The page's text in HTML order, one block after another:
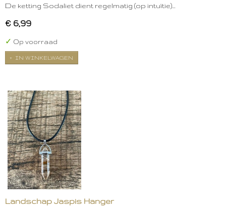
De ketting Sodaliet dient regelmatig (op intuïtie)…
€ 6,99
✓ Op voorraad
IN WINKELWAGEN
Landschap Jaspis Hanger